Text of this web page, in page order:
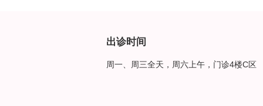
出诊时间
周一、周三全天，周六上午，门诊4楼C区